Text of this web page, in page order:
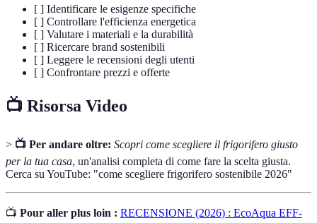
[ ] Identificare le esigenze specifiche
[ ] Controllare l'efficienza energetica
[ ] Valutare i materiali e la durabilità
[ ] Ricercare brand sostenibili
[ ] Leggere le recensioni degli utenti
[ ] Confrontare prezzi e offerte
📺 Risorsa Video
> 📺 Per andare oltre: Scopri come scegliere il frigorifero giusto
per la tua casa, un'analisi completa di come fare la scelta giusta.
Cerca su YouTube: "come scegliere frigorifero sostenibile 2026"
📺 Pour aller plus loin : RECENSIONE (2026) : EcoAqua EFF-